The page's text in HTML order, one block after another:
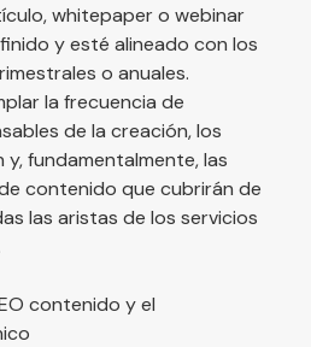
whitepaper o webinar
y esté alineado con los
o anuales.
la frecuencia de
de la creación, los
fundamentalmente, las
contenido que cubrirán de
las aristas de los servicios
contenido y el